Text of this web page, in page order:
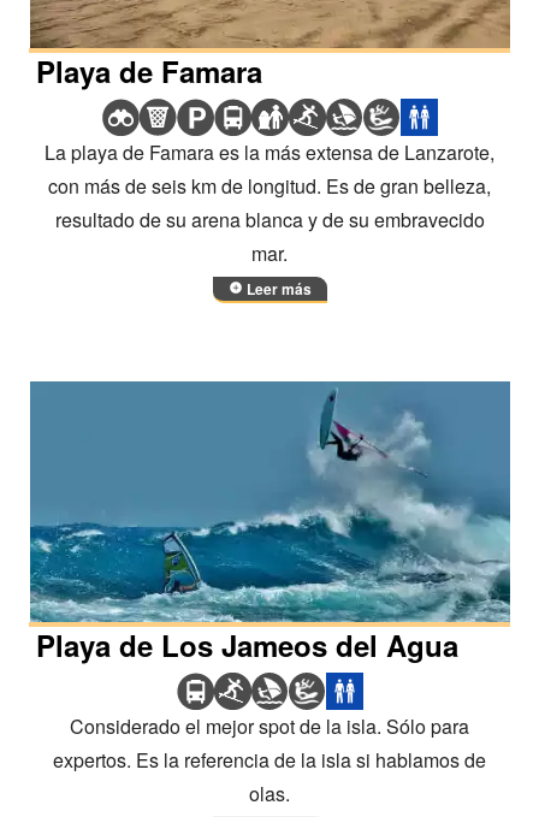
Playa de Famara
La playa de Famara es la más extensa de Lanzarote,
con más de seis km de longitud. Es de gran belleza,
resultado de su arena blanca y de su embravecido
mar.
Leer más
Playa de Los Jameos del Agua
Considerado el mejor spot de la isla. Sólo para
expertos. Es la referencia de la isla si hablamos de
olas.